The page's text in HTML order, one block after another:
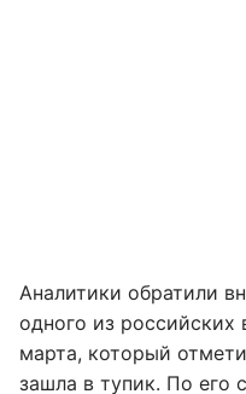
Аналитики обратили
одного из российских
марта, который
зашла в тупик. По его